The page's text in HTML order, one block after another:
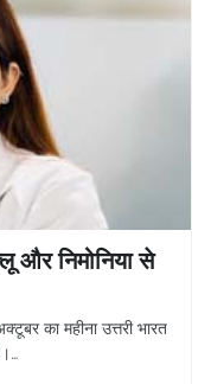
और निमोनिया से
का महीना उत्तरी भारत